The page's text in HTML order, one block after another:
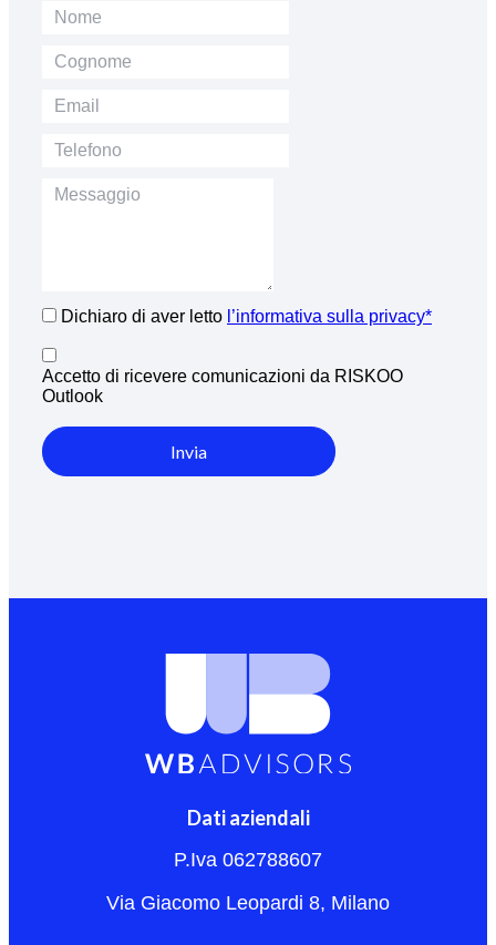
Dichiaro di aver letto l’informativa sulla privacy*
Accetto di ricevere comunicazioni da RISKOO
Outlook
Invia
Dati aziendali
P.Iva 062788607
Via Giacomo Leopardi 8, Milano